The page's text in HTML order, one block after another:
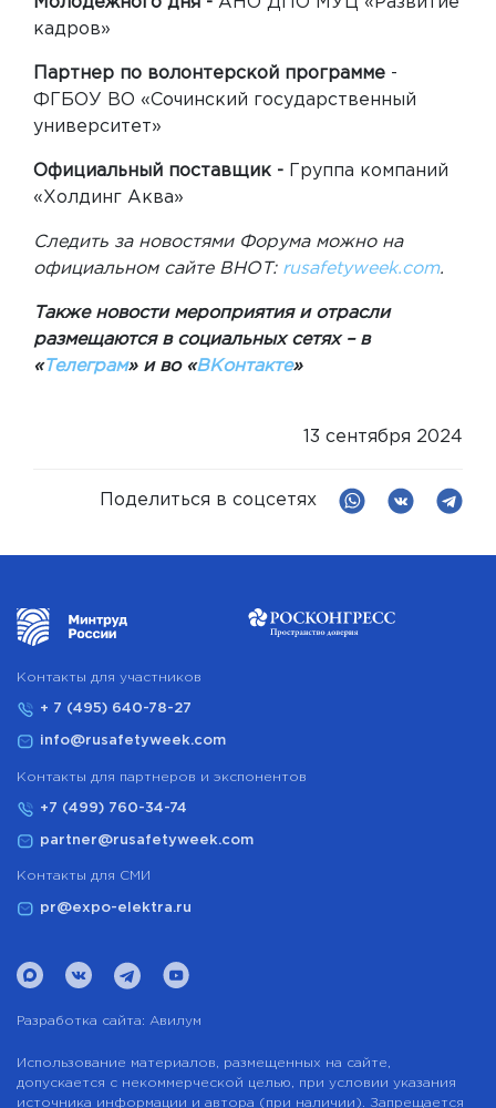
кадров»
Партнер по волонтерской программе -
ФГБОУ ВО «Сочинский государственный
университет»
Официальный поставщик -
Группа компаний
«Холдинг Аква»
Следить за новостями Форума можно на
официальном сайте ВНОТ: rusafetyweek.com.
Также новости мероприятия и отрасли
размещаются в социальных сетях – в
«Телеграм» и во «ВКонтакте»
13 сентября 2024
Поделиться в соцсетях
Контакты для участников
+ 7 (495) 640-78-27
info@rusafetyweek.com
Контакты для партнеров и экспонентов
+7 (499) 760-34-74
partner@rusafetyweek.com
Контакты для СМИ
pr@expo-elektra.ru
Разработка сайта: Авилум
Использование материалов, размещенных на сайте,
допускается с некоммерческой целью, при условии указания
источника информации и автора (при наличии). Запрещается